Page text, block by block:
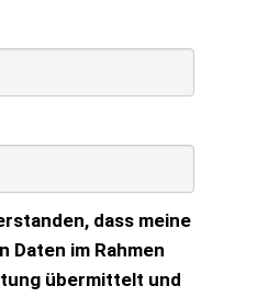
dass meine
Daten im Rahmen
übermittelt und